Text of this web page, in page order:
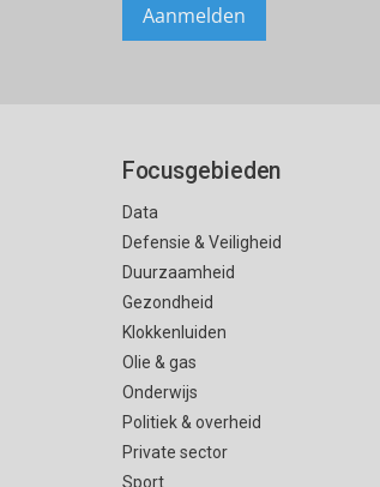
Focusgebieden
Data
Defensie & Veiligheid
Duurzaamheid
Gezondheid
Klokkenluiden
Olie & gas
Onderwijs
Politiek & overheid
Private sector
Sport